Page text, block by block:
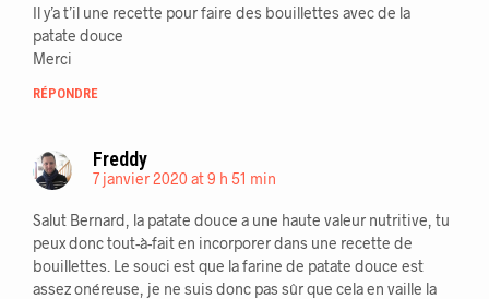
Il y’a t’il une recette pour faire des bouillettes avec de la
patate douce
Merci
RÉPONDRE
Freddy
7 janvier 2020 at 9 h 51 min
Salut Bernard, la patate douce a une haute valeur nutritive, tu
peux donc tout-à-fait en incorporer dans une recette de
bouillettes. Le souci est que la farine de patate douce est
assez onéreuse, je ne suis donc pas sûr que cela en vaille la